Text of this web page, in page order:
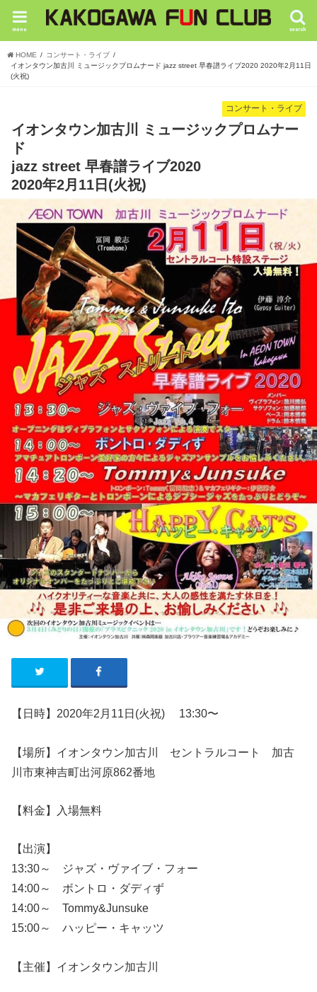
search
menu
HOME
コンサート・ライブ
イオンタウン加古川 ミュージックプロムナード jazz street 早春譜ライブ2020 2020年2月11日
(火祝)
コンサート・ライブ
イオンタウン加古川 ミュージックプロムナー
ド
jazz street 早春譜ライブ2020
2020年2月11日(火祝)
【日時】2020年2 月11日(火祝) 13:30〜
【場所】 イオンタウン加古川 セントラルコート 加古
川市東神吉町出河原862番地
【料金】入場無料
【出演】
13:30～ ジャズ・ヴァイブ・フォー
14:00～ ボントロ・ダディず
14:00～ Tommy&Junsuke
15:00～ ハッピー・キャッツ
【主催】イオンタウン加古川